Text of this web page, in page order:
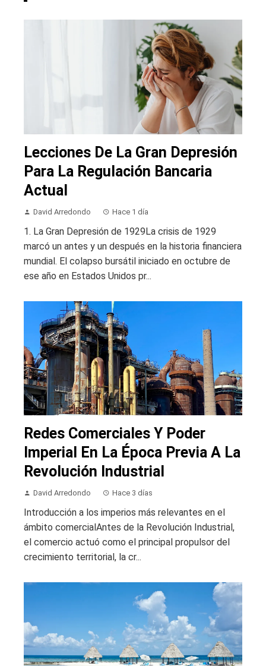
Lecciones De La Gran Depresión
Para La Regulación Bancaria
Actual
David Arredondo Hace 1 día
1. La Gran Depresión de 1929La crisis de 1929
marcó un antes y un después en la historia financiera
mundial. El colapso bursátil iniciado en octubre de
ese año en Estados Unidos pr...
Redes Comerciales Y Poder
Imperial En La Época Previa A La
Revolución Industrial
David Arredondo Hace 3 días
Introducción a los imperios más relevantes en el
ámbito comercialAntes de la Revolución Industrial,
el comercio actuó como el principal propulsor del
crecimiento territorial, la cr...